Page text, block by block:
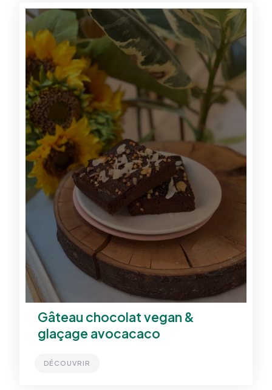
Gâteau chocolat vegan &
glaçage avocacaco
DÉCOUVRIR